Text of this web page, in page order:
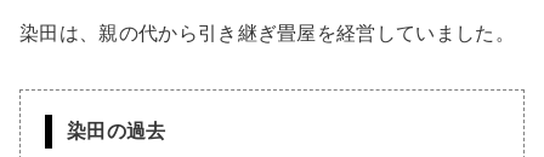
染田は、親の代から引き継ぎ畳屋を経営していました。
染田の過去